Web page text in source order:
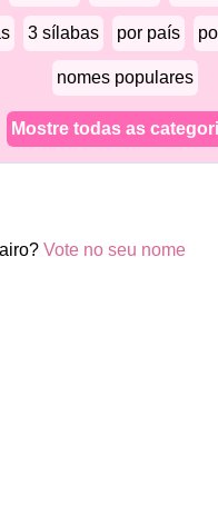
3 sílabas por país
nomes populares
Mostre todas as
Vote no seu nome